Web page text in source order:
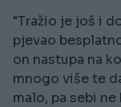
"Tražio je još i
pjevao
on nastupa na
mnogo više te
malo, pa sebi